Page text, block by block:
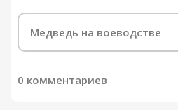
Медведь на воеводстве
0 комментариев